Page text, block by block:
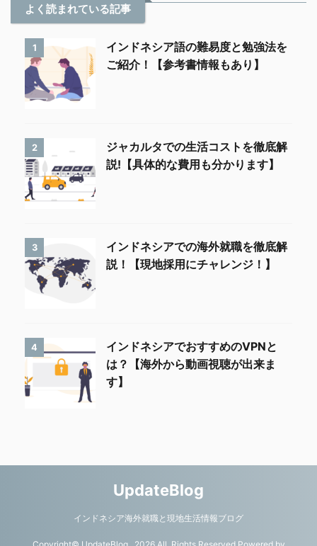
よく読まれている記事
1
インドネシア語の難易度と勉強法を
ご紹介！【参考書情報もあり】
2
ジャカルタでの生活コストを徹底解
説!【具体的な費用も分かります】
3
インドネシアでの海外就職を徹底解
説！【現地採用にチャレンジ！】
4
インドネシアでおすすめのVPNと
は？【海外から動画視聴が出来ま
す】
UpdateBlog
インドネシア海外就職と現地生活情報ブログ